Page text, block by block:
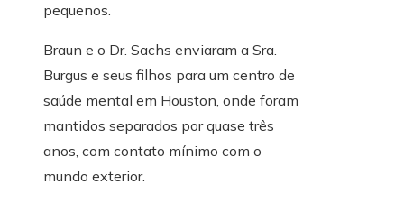
pequenos.
Braun e o Dr. Sachs enviaram a Sra.
Burgus e seus filhos para um centro de
saúde mental em Houston, onde foram
mantidos separados por quase três
anos, com contato mínimo com o
mundo exterior.